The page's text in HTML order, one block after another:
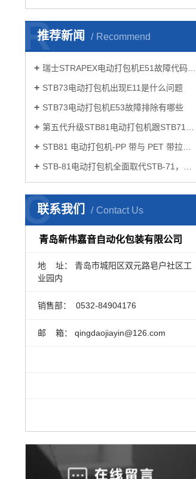
推荐新闻 Recommend
R
瑞士STRAPEX电动打包机E51故障代码如何解决
STB73电动打包机出现E11是什么问题
STB73电动打包机E53故障排除有哪些
第五代升级STB81电动打包机跟STB71有什么区别
STB81 电动打包机-PP 带与 PET 带拉力设置要点
STB-81电动打包机全面取代STB-71，开启打包作业新体验
联系我们 Contact Us
C
青岛新伟嘉音自动化包装有限公司
地 址： 青岛市城阳区双元路皂户社区工
业园内
销售部： 0532-84904176
邮 箱： qingdaojiayin@126.com